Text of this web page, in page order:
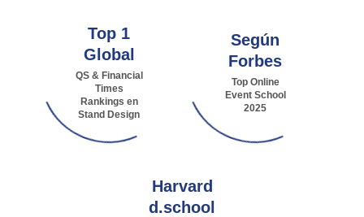
Top 1
Global
QS & Financial
Times
Rankings en
Stand Design
Según
Forbes
Top Online
Event School
2025
Harvard
d.school